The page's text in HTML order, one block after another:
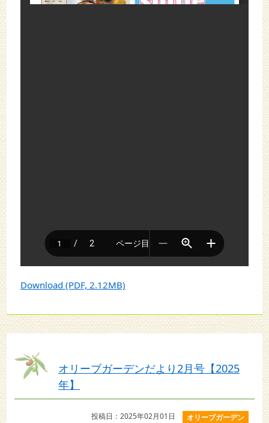
Download (PDF, 2.12MB)
オリーブガーデンだより2月号【2025
年】
オリーブガーデン
投稿日：2025年02月01日